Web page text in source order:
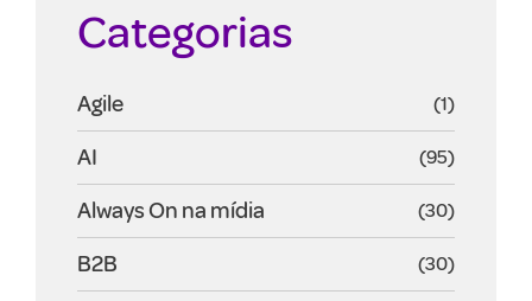
Categorias
Agile (1)
AI (95)
Always On na mídia (30)
B2B (30)